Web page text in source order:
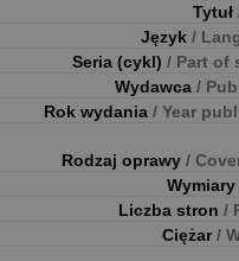
Tytuł
Język /
Seria (cykl) / Part of
Wydawca /
Rok wydania / Year
Rodzaj oprawy /
Wymiary
Liczba stron /
Ciężar/